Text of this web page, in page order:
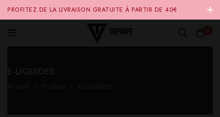
PROFITEZ DE LA LIVRAISON GRATUITE À PARTIR DE 40€
D'ACHAT SUR NOTRE SITE INTERNET 🚚